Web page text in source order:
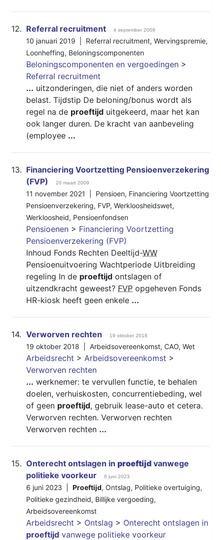
12. Referral recruitment 4 september 2009
10 januari 2019 | Referral recruitment, Wervingspremie,
Loonheffing, Beloningscomponenten
Beloningscomponenten en vergoedingen >
Referral recruitment
... uitzonderingen, die niet of anders worden
belast. Tijdstip De beloning/bonus wordt als
regel na de proeftijd uitgekeerd, maar het kan
ook langer duren. De kracht van aanbeveling
(employee ...
13. Financiering Voortzetting Pensioenverzekering
(FVP)
20 maart 2009
11 november 2021 | Pensioen, Financiering Voortzetting
Pensioenverzekering, FVP, Werkloosheidswet,
Werkloosheid, Pensioenfondsen
Pensioenen > Financiering Voortzetting
Pensioenverzekering (FVP)
Inhoud Fonds Rechten ​Deeltijd-WW
Pensioenuitvoering Wachtperiode Uitbreiding
regeling In de proeftijd ontslagen of
uitzendkracht geweest? FVP opgeheven Fonds
HR-kiosk heeft geen enkele ...
14. Verworven rechten 19 oktober 2018
19 oktober 2018 | Arbeidsovereenkomst, CAO, Wet
Arbeidsrecht > Arbeidsovereenkomst >
Verworven rechten
... werknemer: te vervullen functie, te behalen
doelen, verhuiskosten, concurrentiebeding, wel
of geen proeftijd, gebruik lease-auto et cetera.
Verworven rechten. Verworven rechten
Verworven rechten ...
15. Onterecht ontslagen in proeftijd vanwege
politieke voorkeur
6 juni 2023
6 juni 2023 | Proeftijd, Ontslag, Politieke overtuiging,
Politieke gezindheid, Billijke vergoeding,
Arbeidsovereenkomst
Arbeidsrecht > Ontslag > Onterecht ontslagen in
proeftijd vanwege politieke voorkeur